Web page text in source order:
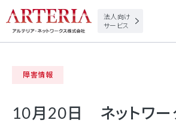
法人向け
サービス
障害情報
10月20日 ネットワー